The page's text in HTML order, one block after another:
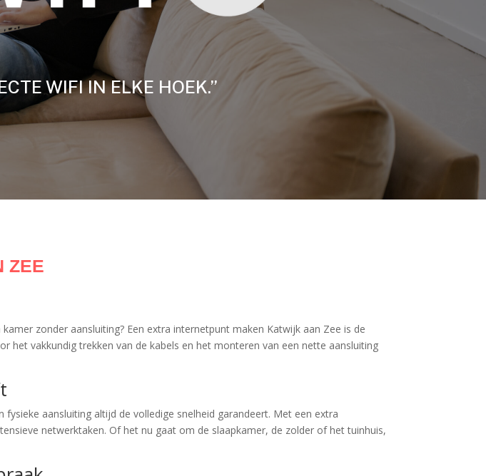
WIFI IN ELKE HOEK.”
ZEE
zonder aansluiting? Een extra internetpunt maken Katwijk aan Zee is de
het vakkundig trekken van de kabels en het monteren van een nette aansluiting
aansluiting altijd de volledige snelheid garandeert. Met een extra
netwerktaken. Of het nu gaat om de slaapkamer, de zolder of het tuinhuis,